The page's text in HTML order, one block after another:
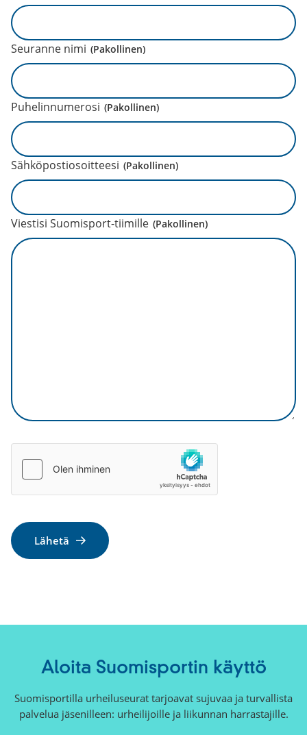
Seuranne nimi (Pakollinen)
Puhelinnumerosi (Pakollinen)
Sähköpostiosoitteesi (Pakollinen)
Viestisi Suomisport-tiimille (Pakollinen)
Aloita Suomisportin käyttö
Suomisportilla urheiluseurat tarjoavat sujuvaa ja turvallista
palvelua jäsenilleen: urheilijoille ja liikunnan harrastajille.